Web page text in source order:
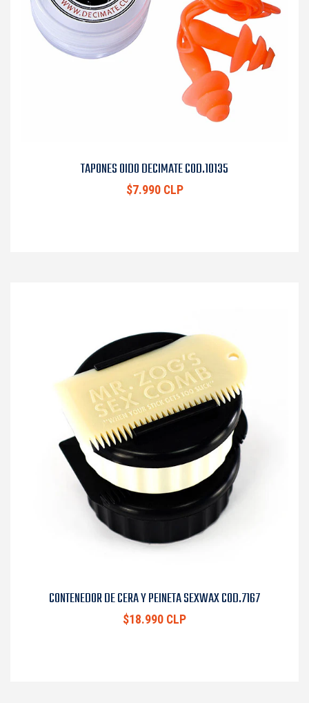
TAPONES OIDO DECIMATE COD.10135
$7.990 CLP
CONTENEDOR DE CERA Y PEINETA SEXWAX COD.7167
$18.990 CLP